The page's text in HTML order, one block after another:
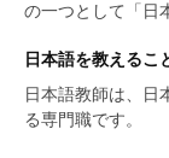
の一つとして「日
日本語を教えるこ
日本語教師は、日
る専門職です。